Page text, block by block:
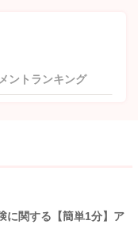
ントランキング
に関する【簡単1分】ア